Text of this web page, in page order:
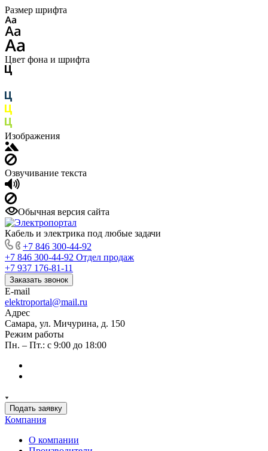
Размер шрифта
Цвет фона и шрифта
Изображения
Озвучивание текста
Обычная версия сайта
Кабель и электрика под любые задачи
+7 846 300-44-92
+7 846 300-44-92 Отдел продаж
+7 937 176-81-11
Заказать звонок
E-mail
elektroportal@mail.ru
Адрес
Самара, ул. Мичурина, д. 150
Режим работы
Пн. – Пт.: с 9:00 до 18:00
Подать заявку
Компания
О компании